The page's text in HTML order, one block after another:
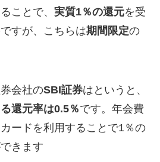
ことで、 実質1％の還元を受
すが、こちらは期間限定の
会社のSBI証券はというと、
還元率は0.5％です。年会費
ードを利用することで1％の
きます